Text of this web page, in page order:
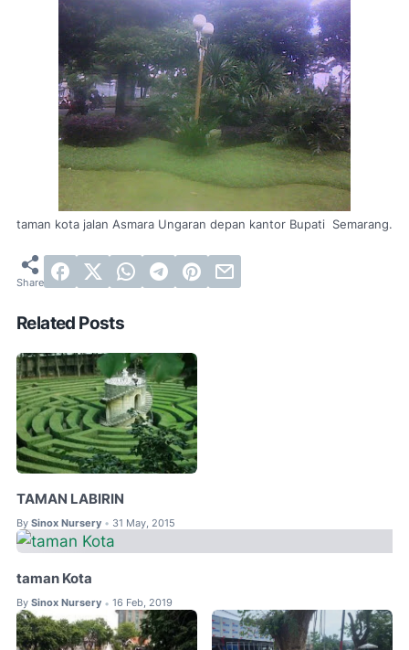
taman kota jalan Asmara Ungaran depan kantor Bupati Semarang.
Related Posts
TAMAN LABIRIN
By Sinox Nursery • 31 May, 2015
taman Kota
By Sinox Nursery • 16 Feb, 2019